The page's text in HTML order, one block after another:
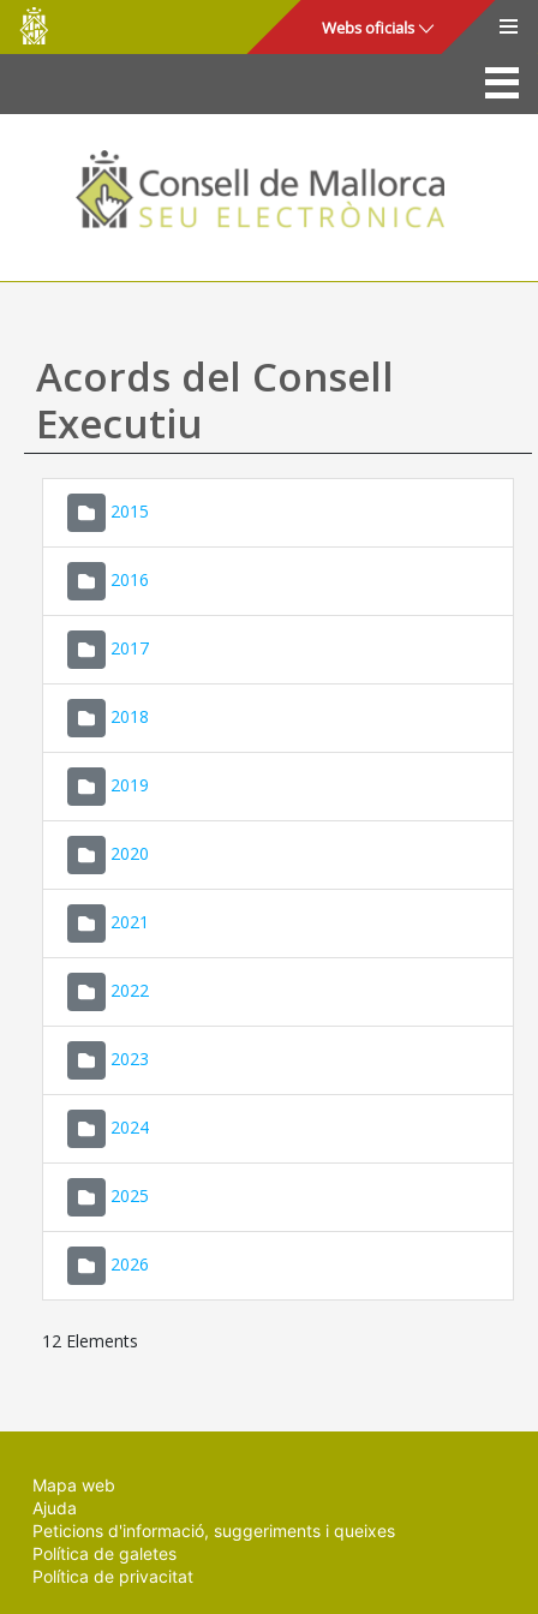
Salta al contingut principal
Consell
de
Mallorca
Webs oficials
La Seu
Consell de Mallorca
Accés i seguretat
Utilitats
Ajuda
Acords del Consell
Executiu
2015
2016
2017
2018
2019
2020
2021
2022
2023
2024
2025
2026
12 Elements
Mapa web
Ajuda
Peticions d'informació, suggeriments i queixes
Política de galetes
Política de privacitat